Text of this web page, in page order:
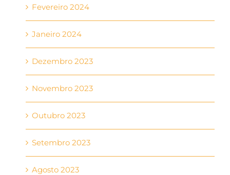
Fevereiro 2024
Janeiro 2024
Dezembro 2023
Novembro 2023
Outubro 2023
Setembro 2023
Agosto 2023